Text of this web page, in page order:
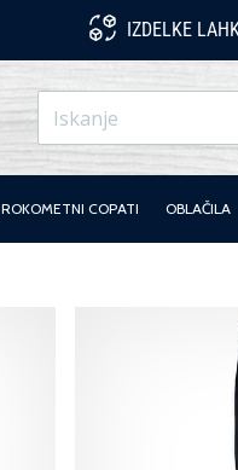
IZDELKE
ROKOMETNI COPATI OBLAČILA